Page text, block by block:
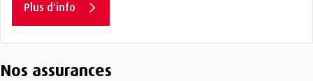
Plus d'info
Nos assurances